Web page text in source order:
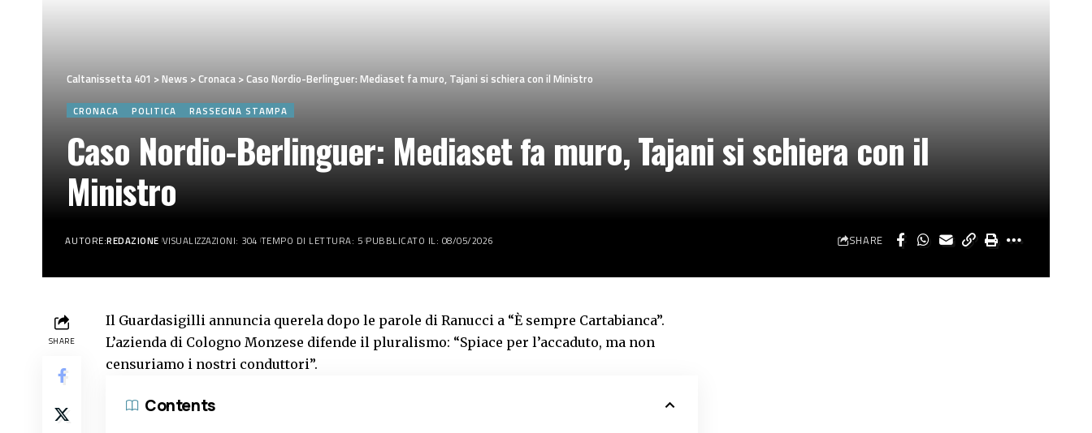
Caltanissetta 401 >News >Cronaca >Caso Nordio-Berlinguer: Mediaset fa muro, Tajani si schiera con il Ministro
CRONACA POLITICA RASSEGNA STAMPA
Caso Nordio-Berlinguer: Mediaset fa muro, Tajani si schiera con il
Ministro
AUTORE:REDAZIONE VISUALIZZAZIONI: 304 TEMPO DI LETTURA: 5 PUBBLICATO IL: 08/05/2026 SHARE
SHARE
Il Guardasigilli annuncia querela dopo le parole di Ranucci a “È sempre Cartabianca”.
L’azienda di Cologno Monzese difende il pluralismo: “Spiace per l’accaduto, ma non
censuriamo i nostri conduttori”.
Contents